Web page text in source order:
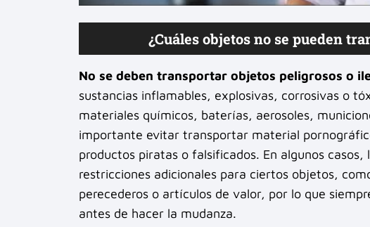
¿Cuáles objetos no se pueden
No se deben transportar objetos peligrosos o
sustancias inflamables, explosivas, corrosivas o
materiales químicos, baterías, aerosoles,
importante evitar transportar material
productos piratas o falsificados. En algunos
restricciones adicionales para ciertos objetos,
perecederos o artículos de valor, por lo que
antes de hacer la mudanza.